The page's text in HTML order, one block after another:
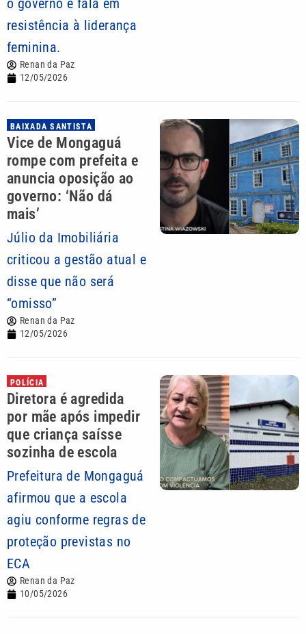
o governo e fala em
resistência à liderança
feminina.
Renan da Paz
12/05/2026
BAIXADA SANTISTA
Vice de Mongaguá
rompe com prefeita e
anuncia oposição ao
governo: ‘Não dá
mais’
Júlio da Imobiliária
criticou a gestão atual e
disse que não será
“omisso”
Renan da Paz
12/05/2026
POLÍCIA
Diretora é agredida
por mãe após impedir
que criança saísse
sozinha de escola
Prefeitura de Mongaguá
afirmou que a escola
agiu conforme regras de
proteção previstas no
ECA
Renan da Paz
10/05/2026